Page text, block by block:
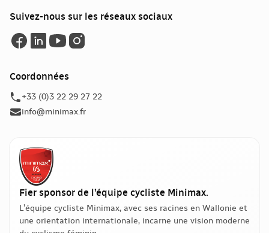
Suivez-nous sur les réseaux sociaux
Coordonnées
+33 (0)3 22 29 27 22
info@minimax.fr
Fier sponsor de l’équipe cycliste Minimax.
L’équipe cycliste Minimax, avec ses racines en Wallonie et
une orientation internationale, incarne une vision moderne